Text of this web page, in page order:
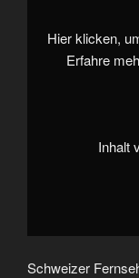
anzeigen
Hier klicken,
Erfahre
Inhalt
Schweizer